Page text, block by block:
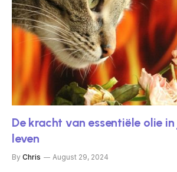
De kracht van essentiële olie
leven
By Chris August 29, 2024